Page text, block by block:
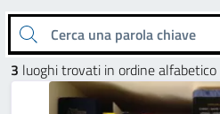
Cerca una parola chiave
3 luoghi trovati in ordine alfabetico